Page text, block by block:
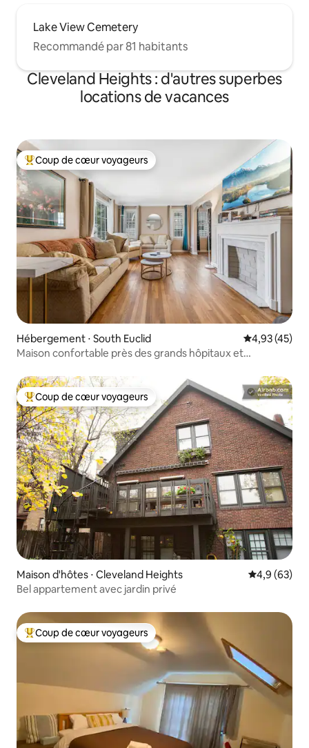
Lake View Cemetery
Recommandé par 81 habitants
Cleveland Heights : d'autres superbes
locations de vacances
Coups de cœur voyageurs les plus appréciés
Coup de cœur voyageurs
Hébergement ⋅ South Euclid Évaluation
4,93 (45)
Maison confortable près des grands hôpitaux et
Coups de cœur voyageurs les plus appréciés
Coup de cœur voyageurs
Maison d'hôtes ⋅ Cleveland Heights Évaluation
4,9 (63)
Bel appartement avec jardin privé
Coups de cœur voyageurs les plus appréciés
Coup de cœur voyageurs